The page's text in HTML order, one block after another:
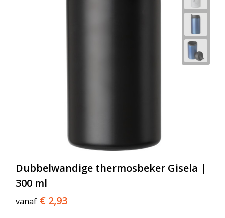
Dubbelwandige thermosbeker Gisela |
300 ml
vanaf € 2,93